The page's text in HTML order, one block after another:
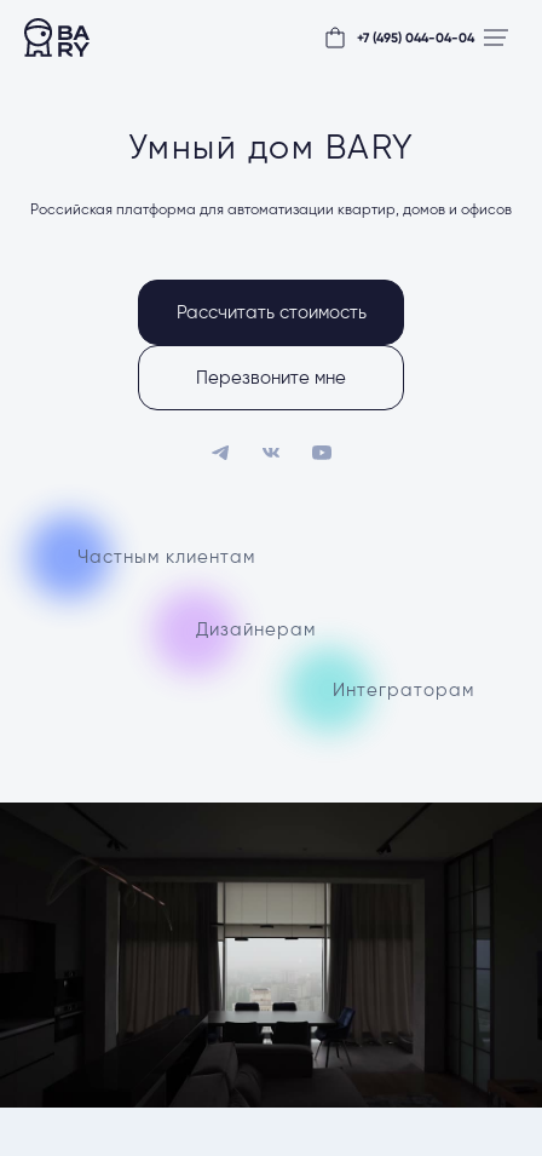
+7 (495) 044-04-04
Умный дом BARY
Российская платформа для автоматизации квартир, домов и офисов
Рассчитать стоимость
Перезвоните мне
Частным клиентам
Дизайнерам
Интеграторам